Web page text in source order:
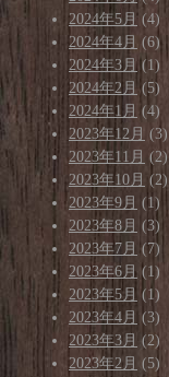
2024年5月 (4)
2024年4月 (6)
2024年3月 (1)
2024年2月(5)
2024年1月 (4)
2023年12月 (3)
2023年11月 (2)
2023年10月 (2)
2023年9月 (1)
2023年8月 (3)
2023年7月 (7)
2023年6月 (1)
2023年5月 (1)
2023年4月 (3)
2023年3月 (2)
2023年2月 (5)